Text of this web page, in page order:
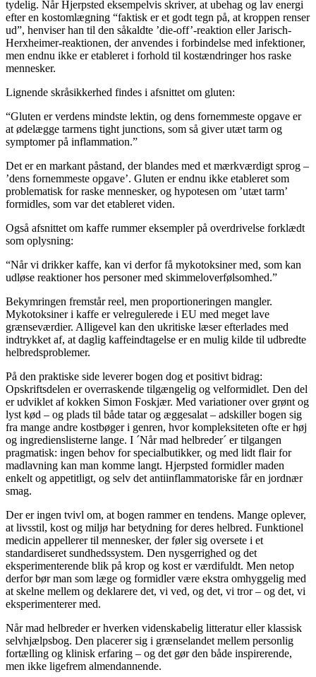
tydelig. Når Hjerpsted eksempelvis skriver, at ubehag og lav energi
efter en kostomlægning “faktisk er et godt tegn på, at kroppen renser
ud”, henviser han til den såkaldte ’die-off’-reaktion eller Jarisch-
Herxheimer-reaktionen, der anvendes i forbindelse med infektioner,
men endnu ikke er etableret i forhold til kostændringer hos raske
mennesker.
Lignende skråsikkerhed findes i afsnittet om gluten:
“Gluten er verdens mindste lektin, og dens fornemmeste opgave er
at ødelægge tarmens tight junctions, som så giver utæt tarm og
symptomer på inflammation.”
Det er en markant påstand, der blandes med et mærkværdigt sprog –
’dens fornemmeste opgave’. Gluten er endnu ikke etableret som
problematisk for raske mennesker, og hypotesen om ’utæt tarm’
formidles, som var det etableret viden.
Også afsnittet om kaffe rummer eksempler på overdrivelse forklædt
som oplysning:
“Når vi drikker kaffe, kan vi derfor få mykotoksiner med, som kan
udløse reaktioner hos personer med skimmeloverfølsomhed.”
Bekymringen fremstår reel, men proportioneringen mangler.
Mykotoksiner i kaffe er velregulerede i EU med meget lave
grænseværdier. Alligevel kan den ukritiske læser efterlades med
indtrykket af, at daglig kaffeindtagelse er en mulig kilde til udbredte
helbredsproblemer.
På den praktiske side leverer bogen dog et positivt bidrag:
Opskriftsdelen er overraskende tilgængelig og velformidlet. Den del
er udviklet af kokken Simon Foskjær. Med variationer over grønt og
lyst kød – og plads til både tatar og æggesalat – adskiller bogen sig
fra mange andre kostbøger i genren, hvor kompleksiteten ofte er høj
og ingredienslisterne lange. I ´Når mad helbreder´ er tilgangen
pragmatisk: ingen behov for specialbutikker, og med lidt flair for
madlavning kan man komme langt. Hjerpsted formidler maden
enkelt og appetitligt, og selv det antiinflammatoriske får en jordnær
smag.
Der er ingen tvivl om, at bogen rammer en tendens. Mange oplever,
at livsstil, kost og miljø har betydning for deres helbred. Funktionel
medicin appellerer til mennesker, der føler sig oversete i et
standardiseret sundhedssystem. Den nysgerrighed og det
eksperimenterende blik på krop og kost er værdifuldt. Men netop
derfor bør man som læge og formidler være ekstra omhyggelig med
at skelne mellem og deklarere det, vi ved, og det, vi tror – og det, vi
eksperimenterer med.
Når mad helbreder er hverken videnskabelig litteratur eller klassisk
selvhjælpsbog. Den placerer sig i grænselandet mellem personlig
fortælling og klinisk erfaring – og det gør den både inspirerende,
men ikke ligefrem almendannende.